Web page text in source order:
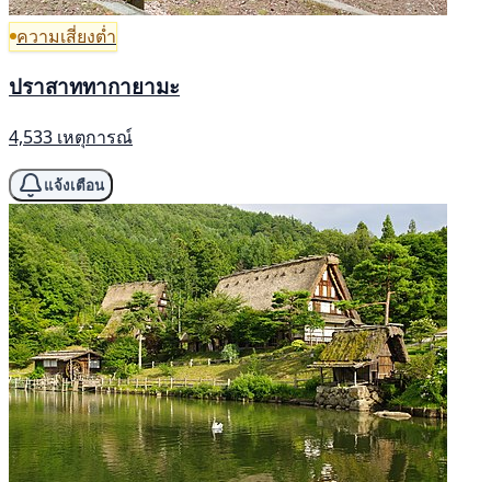
ความเสี่ยงต่ำ
ปราสาททากายามะ
4,533 เหตุการณ์
แจ้งเตือน